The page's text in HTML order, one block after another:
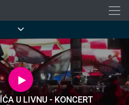
U LIVNU - KONCERT